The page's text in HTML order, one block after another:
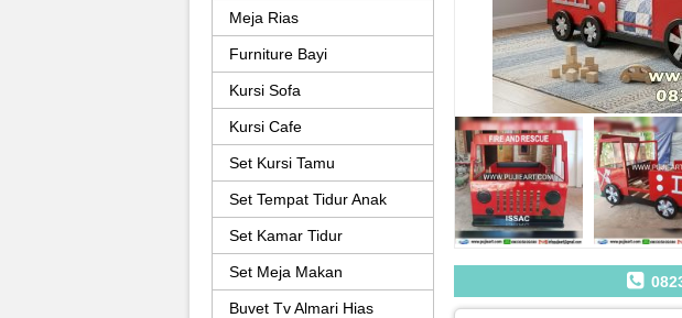
Meja Rias
Furniture Bayi
Kursi Sofa
Kursi Cafe
Set Kursi Tamu
Set Tempat Tidur Anak
Set Kamar Tidur
Set Meja Makan
Buvet Tv Almari Hias